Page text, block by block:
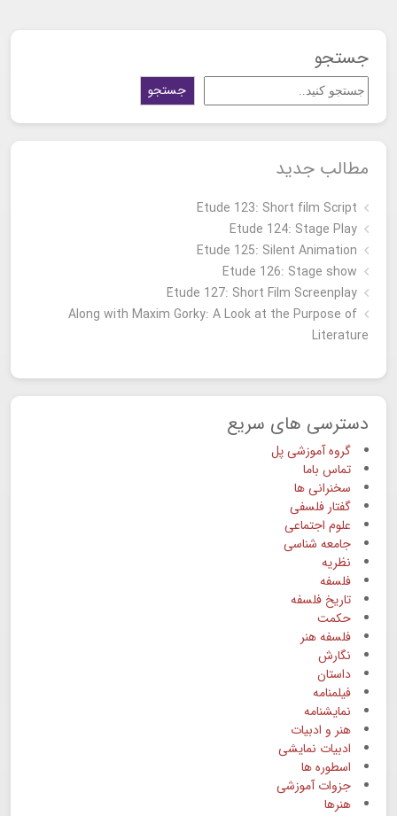
جستجو
جستجو
مطالب جدید
Etude 123: Short film Script
Etude 124: Stage Play
Etude 125: Silent Animation
Etude 126: Stage show
Étude 127: Short Film Screenplay
Along with Maxim Gorky: A Look at the Purpose of
Literature
دسترسی های سریع
گروه آموزشی پل
تماس باما
سخنرانی ها
گفتار فلسفی
علوم اجتماعی
جامعه شناسی
نظریه
فلسفه
تاریخ فلسفه
حکمت
فلسفه هنر
نگارش
داستان
فیلمنامه
نمایشنامه
هنر و ادبیات
ادبیات نمایشی
اسطوره ها
جزوات آموزشی
هنرها